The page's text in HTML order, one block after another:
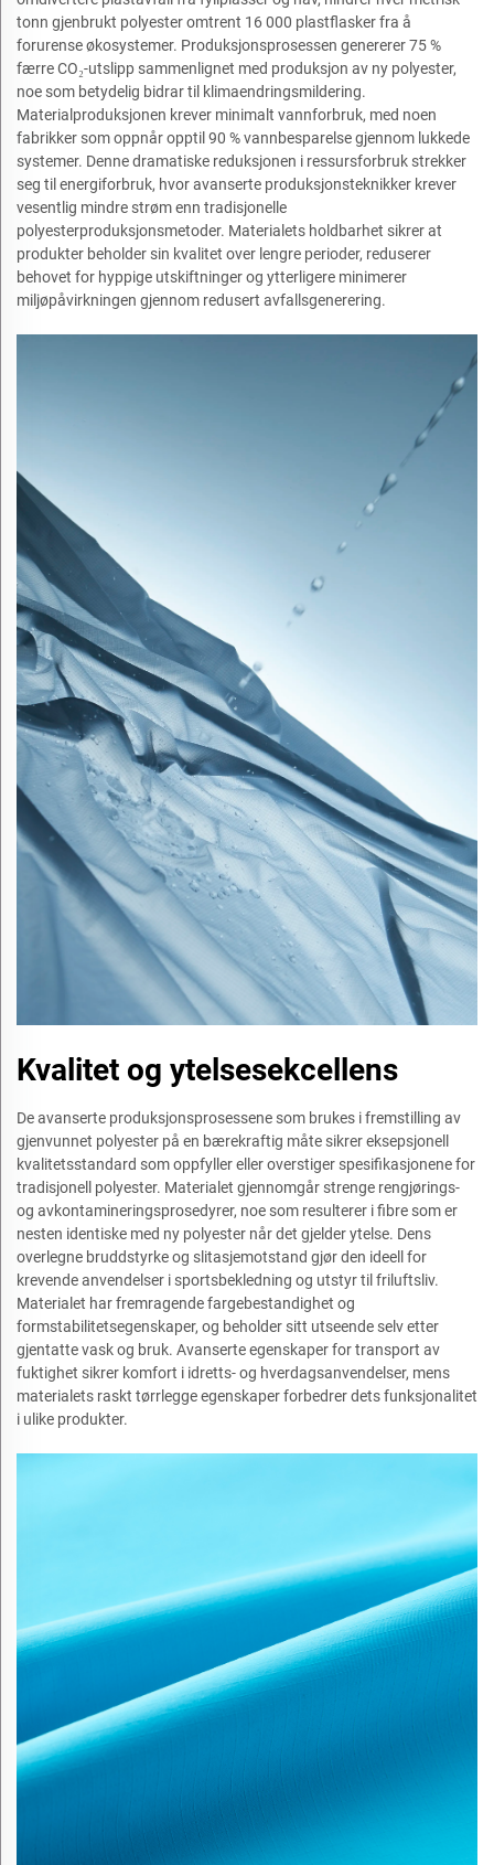
tonn gjenbrukt polyester omtrent 16 000 plastflasker fra å
forurense økosystemer. Produksjonsprosessen genererer 75 %
færre CO₂-utslipp sammenlignet med produksjon av ny polyester,
noe som betydelig bidrar til klimaendringsmildering.
Materialproduksjonen krever minimalt vannforbruk, med noen
fabrikker som oppnår opptil 90 % vannbesparelse gjennom lukkede
systemer. Denne dramatiske reduksjonen i ressursforbruk strekker
seg til energiforbruk, hvor avanserte produksjonsteknikker krever
vesentlig mindre strøm enn tradisjonelle
polyesterproduksjonsmetoder. Materialets holdbarhet sikrer at
produkter beholder sin kvalitet over lengre perioder, reduserer
behovet for hyppige utskiftninger og ytterligere minimerer
miljøpåvirkningen gjennom redusert avfallsgenerering.
Kvalitet og ytelsesekcellens
De avanserte produksjonsprosessene som brukes i fremstilling av
gjenvunnet polyester på en bærekraftig måte sikrer eksepsjonell
kvalitetsstandard som oppfyller eller overstiger spesifikasjonene for
tradisjonell polyester. Materialet gjennomgår strenge rengjørings-
og avkontamineringsprosedyrer, noe som resulterer i fibre som er
nesten identiske med ny polyester når det gjelder ytelse. Dens
overlegne bruddstyrke og slitasjemotstand gjør den ideell for
krevende anvendelser i sportsbekledning og utstyr til friluftsliv.
Materialet har fremragende fargebestandighet og
formstabilitetsegenskaper, og beholder sitt utseende selv etter
gjentatte vask og bruk. Avanserte egenskaper for transport av
fuktighet sikrer komfort i idretts- og hverdagsanvendelser, mens
materialets raskt tørrlegge egenskaper forbedrer dets funksjonalitet
i ulike produkter.